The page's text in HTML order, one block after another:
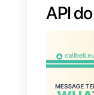
API